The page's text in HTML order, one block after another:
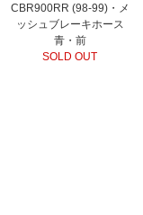
CBR900RR (98-99)・メ
ッシュブレーキホース
青・前
SOLD OUT